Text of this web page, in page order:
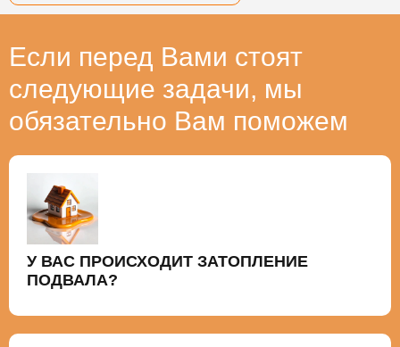
Если перед Вами стоят
следующие задачи, мы
обязательно Вам поможем
У ВАС ПРОИСХОДИТ ЗАТОПЛЕНИЕ
ПОДВАЛА?